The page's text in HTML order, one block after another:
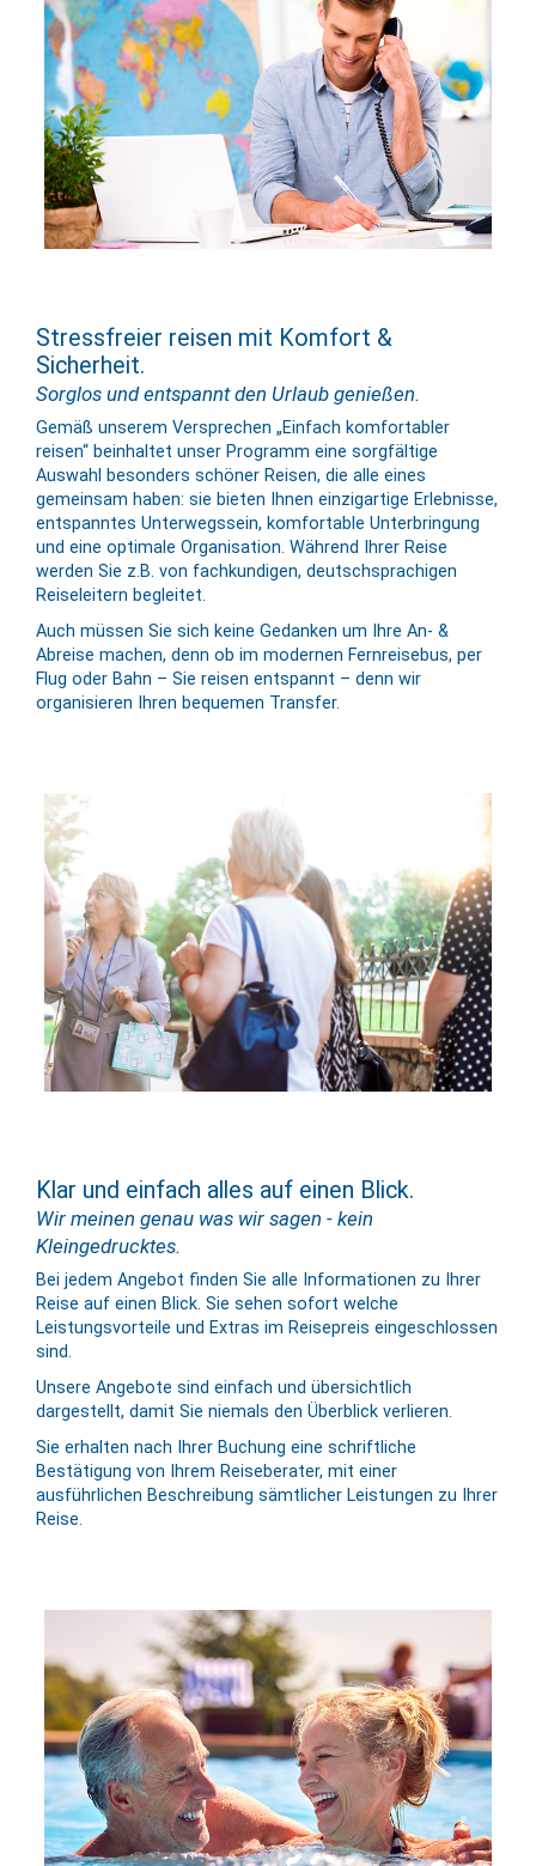
Stressfreier reisen mit Komfort &
Sicherheit.
Sorglos und entspannt den Urlaub genießen.
Gemäß unserem Versprechen „Einfach komfortabler
reisen“ beinhaltet unser Programm eine sorgfältige
Auswahl besonders schöner Reisen, die alle eines
gemeinsam haben: sie bieten Ihnen einzigartige Erlebnisse,
entspanntes Unterwegssein, komfortable Unterbringung
und eine optimale Or­ga­ni­sation. Während Ihrer Reise
werden Sie z.B. von fachkundigen, deutschsprachigen
Reiseleitern begleitet.
Auch müssen Sie sich keine Gedanken um Ihre An- &
Abreise machen, denn ob im modernen Fernreisebus, per
Flug oder Bahn – Sie reisen entspannt – denn wir
organisieren Ihren bequemen Transfer.
Klar und einfach alles auf einen Blick.
Wir meinen genau was wir sagen - kein
Kleingedrucktes.
Bei jedem Angebot finden Sie alle Informationen zu Ihrer
Reise auf einen Blick. Sie sehen sofort welche
Leistungsvorteile und Extras im Reisepreis eingeschlossen
sind.
Unsere Angebote sind einfach und übersichtlich
dargestellt, damit Sie niemals den Überblick verlieren.
Sie erhalten nach Ihrer Buchung eine schriftliche
Bestätigung von Ihrem Reiseberater, mit einer
ausführlichen Beschreibung sämtlicher Leistungen zu Ihrer
Reise.